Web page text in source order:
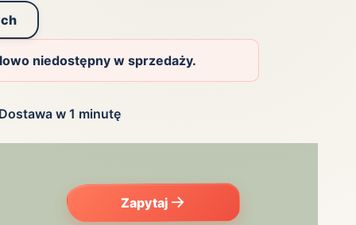
niedostępny w sprzedaży.
w 1 minutę
Zapytaj